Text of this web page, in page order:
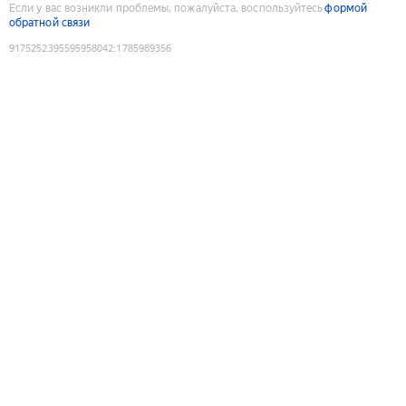
Если у вас возникли проблемы, пожалуйста, воспользуйтесьформой
обратной связи
9175252395595958042:1785989356